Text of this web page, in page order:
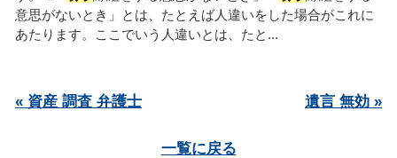
意思がないとき」とは、たとえば人違いをした場合がこれに
あたります。ここでいう人違いとは、たと...
« 資産 調査 弁護士 遺言 無効 »
一覧に戻る